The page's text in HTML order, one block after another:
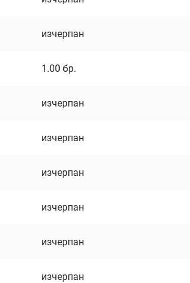
изчерпан
1.00 бр.
изчерпан
изчерпан
изчерпан
изчерпан
изчерпан
изчерпан